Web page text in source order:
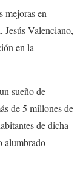
mejoras en
Valenciano,
en la
sueño de
de 5 millones de
de dicha
alumbrado